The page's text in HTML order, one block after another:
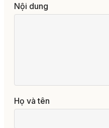
Nội dung
Họ và tên